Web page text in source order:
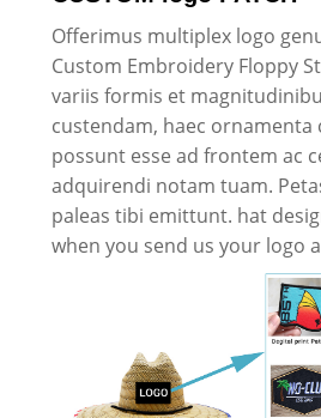
Offerimus multiplex logo
Custom Embroidery Floppy
variis formis et
custendam, haec ornamenta
possunt esse ad frontem ac
adquirendi notam tuam.
paleas tibi emittunt. hat
when you send us your logo